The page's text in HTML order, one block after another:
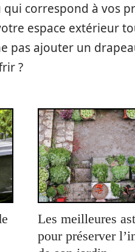
correspond à vos
espace extérieur
pas ajouter un
?
Les meilleures
pour préserver